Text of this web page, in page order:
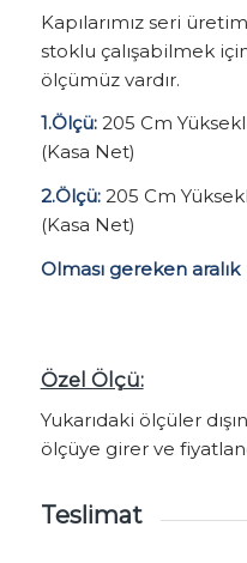
Kapılarımız seri
stoklu çalışabilmek
ölçümüz vardır.
1.Ölçü:205 Cm
(Kasa Net)
2.Ölçü:205 Cm
(Kasa Net)
Olması gereken aralık
Özel Ölçü:
Yukarıdaki ölçüler
ölçüye girer ve
Teslimat